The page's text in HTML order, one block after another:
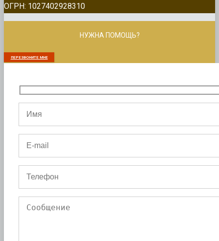
ОГРН: 1027402928310
НУЖНА ПОМОЩЬ?
ПЕРЕЗВОНИТЕ МНЕ